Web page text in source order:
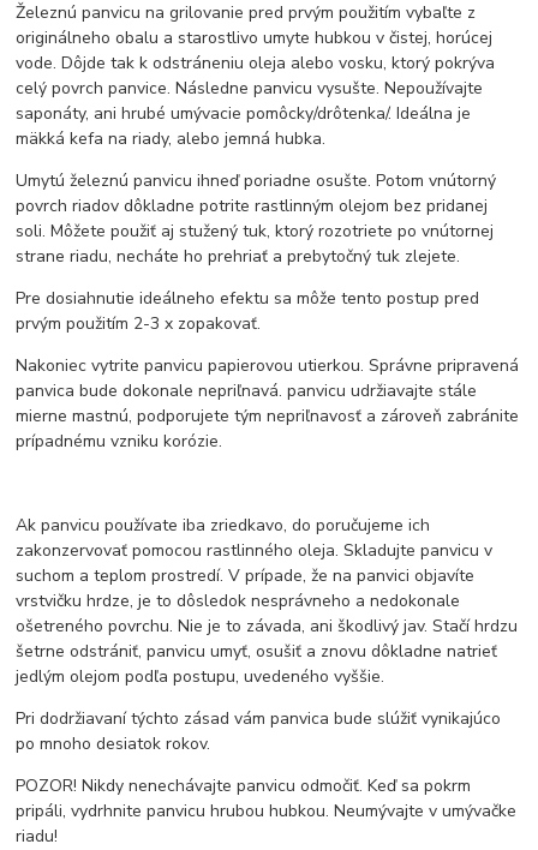
Železnú panvicu na grilovanie pred prvým použitím vybaľte z
originálneho obalu a starostlivo umyte hubkou v čistej, horúcej
vode. Dôjde tak k odstráneniu oleja alebo vosku, ktorý pokrýva
celý povrch panvice. Následne panvicu vysušte. Nepoužívajte
saponáty, ani hrubé umývacie pomôcky/drôtenka/. Ideálna je
mäkká kefa na riady, alebo jemná hubka.
Umytú železnú panvicu ihneď poriadne osušte. Potom vnútorný
povrch riadov dôkladne potrite rastlinným olejom bez pridanej
soli. Môžete použiť aj stužený tuk, ktorý rozotriete po vnútornej
strane riadu, necháte ho prehriať a prebytočný tuk zlejete.
Pre dosiahnutie ideálneho efektu sa môže tento postup pred
prvým použitím 2-3 x zopakovať.
Nakoniec vytrite panvicu papierovou utierkou. Správne pripravená
panvica bude dokonale nepriľnavá. panvicu udržiavajte stále
mierne mastnú, podporujete tým nepriľnavosť a zároveň zabránite
prípadnému vzniku korózie.
Ak panvicu používate iba zriedkavo, do poručujeme ich
zakonzervovať pomocou rastlinného oleja. Skladujte panvicu v
suchom a teplom prostredí. V prípade, že na panvici objavíte
vrstvičku hrdze, je to dôsledok nesprávneho a nedokonale
ošetreného povrchu. Nie je to závada, ani škodlivý jav. Stačí hrdzu
šetrne odstrániť, panvicu umyť, osušiť a znovu dôkladne natrieť
jedlým olejom podľa postupu, uvedeného vyššie.
Pri dodržiavaní týchto zásad vám panvica bude slúžiť vynikajúco
po mnoho desiatok rokov.
POZOR! Nikdy nenechávajte panvicu odmočiť. Keď sa pokrm
pripáli, vydrhnite panvicu hrubou hubkou. Neumývajte v umývačke
riadu!